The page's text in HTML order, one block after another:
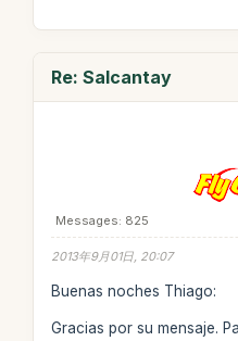
Re: Salcantay
Messages: 825
2013年9月01日, 20:07
Buenas noches Thiago:
Gracias por su mensaje.